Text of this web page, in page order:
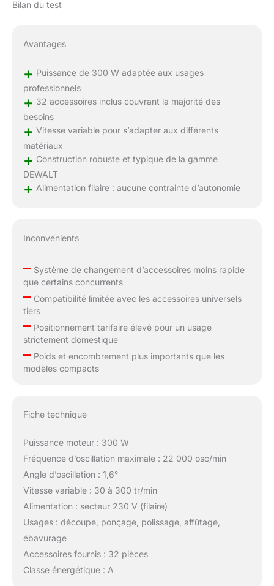
Bilan du test
Avantages
+ Puissance de 300 W adaptée aux usages
professionnels
+ 32 accessoires inclus couvrant la majorité des
besoins
+ Vitesse variable pour s’adapter aux différents
matériaux
+ Construction robuste et typique de la gamme
DEWALT
+ Alimentation filaire : aucune contrainte d’autonomie
Inconvénients
–Système de changement d’accessoires moins rapide
que certains concurrents
–Compatibilité limitée avec les accessoires universels
tiers
–Positionnement tarifaire élevé pour un usage
strictement domestique
–Poids et encombrement plus importants que les
modèles compacts
Fiche technique
Puissance moteur : 300 W
Fréquence d’oscillation maximale : 22 000 osc/min
Angle d’oscillation : 1,6°
Vitesse variable : 30 à 300 tr/min
Alimentation : secteur 230 V (filaire)
Usages : découpe, ponçage, polissage, affûtage,
ébavurage
Accessoires fournis : 32 pièces
Classe énergétique : A